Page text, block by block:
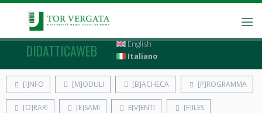
DIDATTICAWEB
English
Italiano
[I]NFO [M]ODULI [B]ACHECA [P]ROGRAMMA
[O]RARI [E]SAMI E[V]ENTI [F]ILES